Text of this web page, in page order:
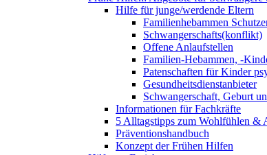
Hilfe für junge/werdende Eltern
Familienhebammen
Schwangerschafts(konflikt)
Offene Anlaufstellen
Familien-Hebammen, -
Patenschaften für Kinder
Gesundheitsdienstanbieter
Schwangerschaft, Geburt
Informationen für Fachkräfte
5 Alltagstipps zum Wohlfühlen &
Präventionshandbuch
Konzept der Frühen Hilfen